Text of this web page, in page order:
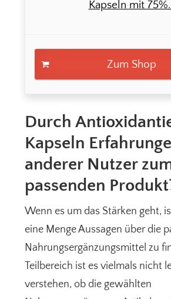
Kapseln mit
Zum Shop
Durch
Kapseln
anderer Nutzer
passenden
Wenn es um das Stärken geht,
eine Menge Aussagen über die
Nahrungsergänzungsmittel zu
Teilbereich ist es vielmals nicht
verstehen, ob die gewählten